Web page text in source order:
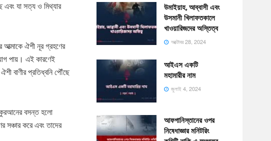
এবং যা সত্য ও মিথ্যার
ঐশী নূর গ্রহণের
পায়। এই কারণেই
বাণীর প্রতিধ্বনি পৌঁছে
কুরআনের বসন্ত হলো
সঞ্চার করে এবং তাদের
উমাইয়াহ, আব্বাসী এবং
উসমানী খিলাফতকালে
খাওয়ারিজদের অস্তিত্ব
অক্টোবর 28, 2024
আইএস একটি
মহামারীর নাম
জুলাই 4, 2024
আফগানিস্তানের ওপর
নিষেধাজ্ঞার মনিটরিং